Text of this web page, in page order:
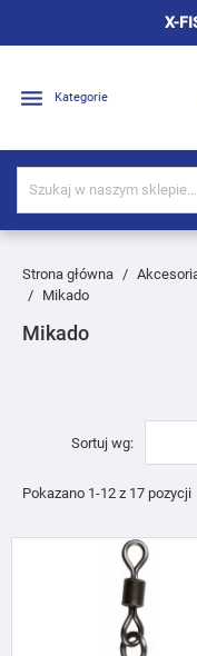
X-
 Kategorie
Strona główna
Mikado
Mikado
Sortuj wg:
Pokazano 1-12 z 17 pozycji